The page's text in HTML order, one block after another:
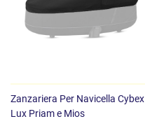
Zanzariera Per Navicella Cybex
Lux Priam e Mios